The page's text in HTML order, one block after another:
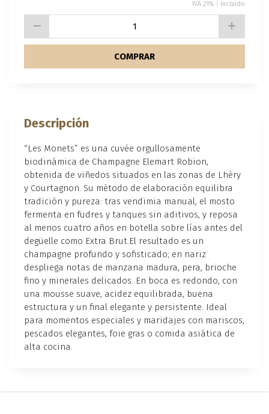
IVA 21% Incluido
COMPRAR
Descripción
“Les Monets” es una cuvée orgullosamente
biodinámica de Champagne Elemart Robion,
obtenida de viñedos situados en las zonas de Lhéry
y Courtagnon. Su método de elaboración equilibra
tradición y pureza: tras vendimia manual, el mosto
fermenta en fudres y tanques sin aditivos, y reposa
al menos cuatro años en botella sobre lías antes del
degüelle como Extra Brut.El resultado es un
champagne profundo y sofisticado; en nariz
despliega notas de manzana madura, pera, brioche
fino y minerales delicados. En boca es redondo, con
una mousse suave, acidez equilibrada, buena
estructura y un final elegante y persistente. Ideal
para momentos especiales y maridajes con mariscos,
pescados elegantes, foie gras o comida asiática de
alta cocina.